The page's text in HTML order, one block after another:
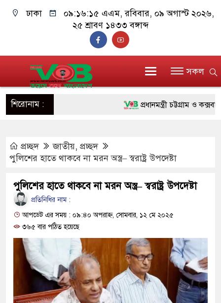
ঢাকা ০৯:১৬:১৬ এএম, রবিবার, ০৯ অগাস্ট ২০২৬,
২৫ শ্রাবণ ১৪৩৩ বঙ্গাব্দ
সকল
শিরোনাম : প্রধানমন্ত্রী চট্টগ্রাম ও
দাঁড়াবে : ডা. জুবাইদা রহমান
মাননীয় প্রধানমন্ত্রী, মন্ত্রীবর্গ ও
সিল-স্বাক্ষর জালিয়াতি চক্রের পাঁচ
উদ্ধার
প্রচ্ছদ জাতীয়, প্রচ্ছদ
পুলিশের হাতে থাকবে না মরন অস্ত্র– স্বরাষ্ট্র উপদেষ্টা
পুলিশের হাতে থাকবে না মরন অস্ত্র– স্বরাষ্ট্র উপদেষ্টা
প্রতিনিধির নাম :
আপডেট এর সময় : ০৯:৪০ অপরাহ্ন, সোমবার, ১২ মে ২০২৫
৩৬৫ বার পঠিত হয়েছে